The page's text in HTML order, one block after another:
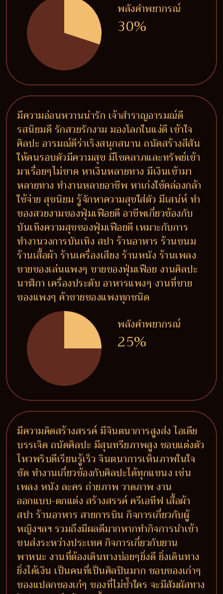
พลังคำพยากรณ์
30%
มีความอ่อนหวานน่ารัก เจ้าสำราญอารมณ์ดี
รสนิยมดี รักสวยรักงาม มองโลกในแง่ดี เข้าใจ
ศิลปะ อารมณ์ดีร่าเริงสนุกสนาน ถนัดสร้างสีสัน
ให้คนรอบตัวมีความสุข มีโชคลาภและทรัพย์เข้า
มาเรื่อยๆไม่ขาด หาเงินหลายทาง มีเงินเข้ามา
หลายทาง ทำงานหลายอาชีพ หาเก่งใช้คล่องกล้า
ใช้จ่าย สุขนิยม รู้จักหาความสุขใส่ตัว มีเสน่ห์ ทำ
ของสวยงามของฟุ่มเฟือยดี อาชีพเกี่ยวข้องกับ
บันเทิงความสุขของฟุ่มเฟือยดี เหมาะกับการ
ทำงานวงการบันเทิง สปา ร้านอาหาร ร้านขนม
ร้านเสื้อผ้า ร้านเครื่องเสียง ร้านหนัง ร้านเพลง
ขายของเล่นแพงๆ ขายของฟุ่มเฟือย งานศิลปะ
นาฬิกา เครื่องประดับ อาหารแพงๆ งานที่ขาย
ของแพงๆ ค้าขายของแพงทุกชนิด
พลังคำพยากรณ์
25%
มีความคิดสร้างสรรค์ มีจินตนาการสูงส่ง ไอเดีย
บรรเจิด ถนัดศิลปะ มีสุนทรียภาพสูง ชอบแต่งตัว
ไหวพริบดีเรียนรู้เร็ว จินตนาการเห็นภาพในใจ
ชัด ทำงานเกี่ยวข้องกับศิลปะได้ทุกแขนง เช่น
เพลง หนัง ละคร ถ่ายภาพ วาดภาพ งาน
ออกแบบ-ตกแต่ง สร้างสรรค์ ครีเอทีฟ เสื้อผ้า
สปา ร้านอาหาร สายการบิน กิจการเกี่ยวกับผู้
หญิงฯลฯ รวมถึงมีผลดีมากหากทำกิจการนำเข้า
ขนส่งระหว่างประเทศ กิจการเกี่ยวกับยาน
พาหนะ งานที่ต้องเดินทางบ่อยๆยิ่งดี ยิ่งเดินทาง
ยิ่งได้เงิน เป็นคนที่เป็นศิลปินมาก ชอบของเก่าๆ
ของแปลกของเก๋ๆ ของที่ไม่ซ้ำใคร จะมีสัมผัสทาง